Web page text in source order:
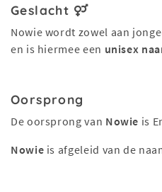
Geslacht
Nowie wordt zowel aan
en is hiermee een unisex
Oorsprong
De oorsprong van Nowie is
Nowie is afgeleid van de